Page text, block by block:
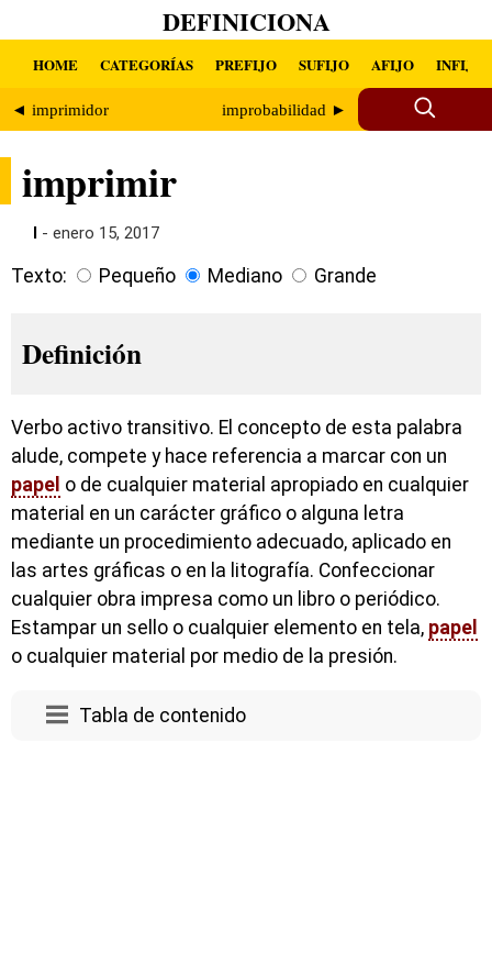
DEFINICIONA
HOME CATEGORÍAS PREFIJO SUFIJO AFIJO INFIJO
◄ imprimidor improbabilidad ►
imprimir
I - enero 15, 2017
Texto: Pequeño Mediano Grande
Definición
Verbo activo transitivo. El concepto de esta palabra
alude, compete y hace referencia a marcar con un
papel o de cualquier material apropiado en cualquier
material en un carácter gráfico o alguna letra
mediante un procedimiento adecuado, aplicado en
las artes gráficas o en la litografía. Confeccionar
cualquier obra impresa como un libro o periódico.
Estampar un sello o cualquier elemento en tela, papel
o cualquier material por medio de la presión.
Tabla de contenido